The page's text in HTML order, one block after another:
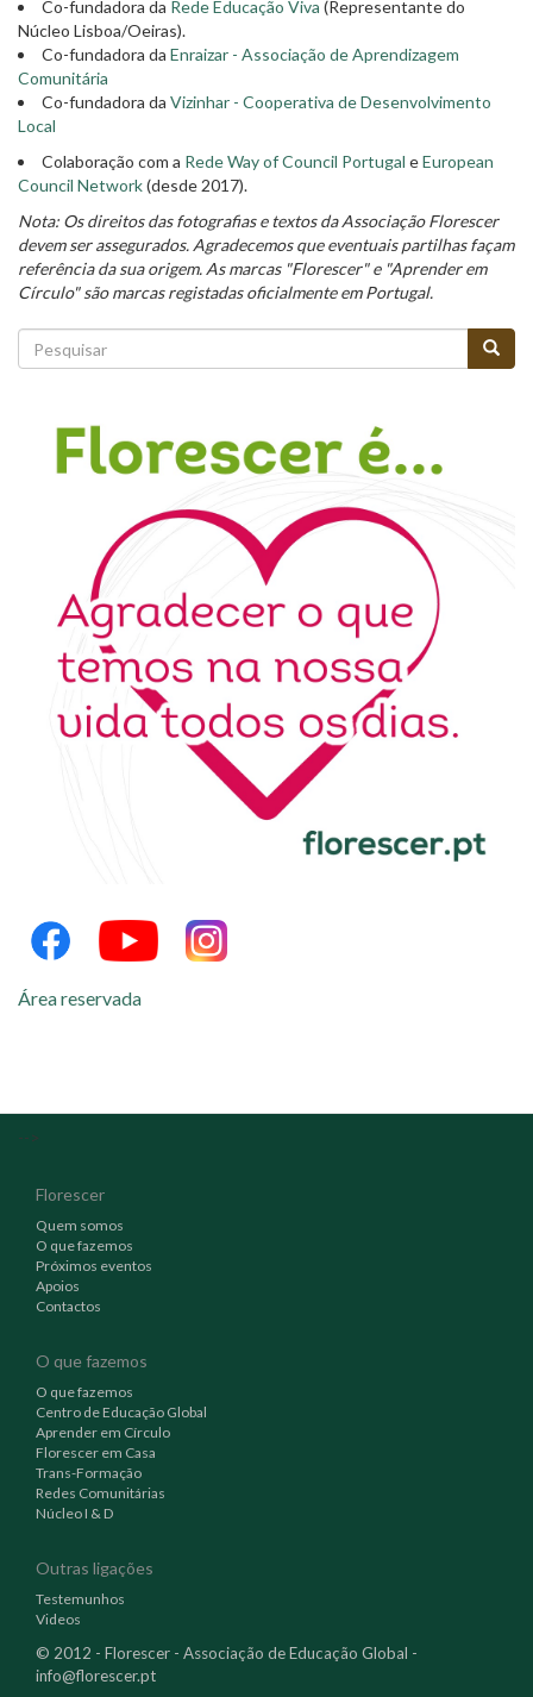
Co-fundadora da Rede Educação Viva (Representante do
Núcleo Lisboa/Oeiras).
Co-fundadora da Enraizar - Associação de Aprendizagem
Comunitária
Co-fundadora da Vizinhar - Cooperativa de Desenvolvimento
Local
Colaboração com a Rede Way of Council Portugal eEuropean
Council Network(desde 2017).
Nota: Os direitos das fotografias e textos da Associação Florescer
devem ser assegurados. Agradecemos que eventuais partilhas façam
referência da sua origem. As marcas "Florescer" e "Aprender em
Círculo" são marcas registadas oficialmente em Portugal.
Formulário
de
Área reservada
-->
Florescer
Quem somos
O que fazemos
Próximos eventos
Apoios
Contactos
O que fazemos
O que fazemos
Centro de Educação Global
Aprender em Círculo
Florescer em Casa
Trans-Formação
Redes Comunitárias
Núcleo I & D
Outras ligações
Testemunhos
Videos
© 2012 - Florescer - Associação de Educação Global -
info@florescer.pt